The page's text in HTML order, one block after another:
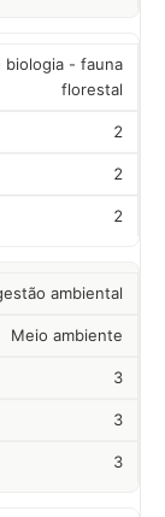
- fauna
florestal
2
2
2
ambiental
Meio ambiente
3
3
3